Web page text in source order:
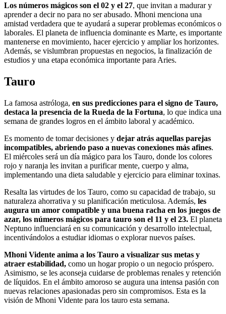
Los números mágicos son el 02 y el 27, que invitan a madurar y
aprender a decir no para no ser abusado. Mhoni menciona una
amistad verdadera que te ayudará a superar problemas económicos o
laborales. El planeta de influencia dominante es Marte, es importante
mantenerse en movimiento, hacer ejercicio y ampliar los horizontes.
Además, se vislumbran propuestas en negocios, la finalización de
estudios y una etapa económica importante para Aries.
Tauro
La famosa astróloga, en sus predicciones para el signo de Tauro,
destaca la presencia de la Rueda de la Fortuna, lo que indica una
semana de grandes logros en el ámbito laboral y académico.
Es momento de tomar decisiones y dejar atrás aquellas parejas
incompatibles, abriendo paso a nuevas conexiones más afines.
El miércoles será un día mágico para los Tauro, donde los colores
rojo y naranja les invitan a purificar mente, cuerpo y alma,
implementando una dieta saludable y ejercicio para eliminar toxinas.
Resalta las virtudes de los Tauro, como su capacidad de trabajo, su
naturaleza ahorrativa y su planificación meticulosa. Además, les
augura un amor compatible y una buena racha en los juegos de
azar, los números mágicos para tauro son el 11 y el 23. El planeta
Neptuno influenciará en su comunicación y desarrollo intelectual,
incentivándolos a estudiar idiomas o explorar nuevos países.
Mhoni Vidente anima a los Tauro a visualizar sus metas y
atraer estabilidad, como un hogar propio o un negocio próspero.
Asimismo, se les aconseja cuidarse de problemas renales y retención
de líquidos. En el ámbito amoroso se augura una intensa pasión con
nuevas relaciones apasionadas pero sin compromisos. Esta es la
visión de Mhoni Vidente para los tauro esta semana.